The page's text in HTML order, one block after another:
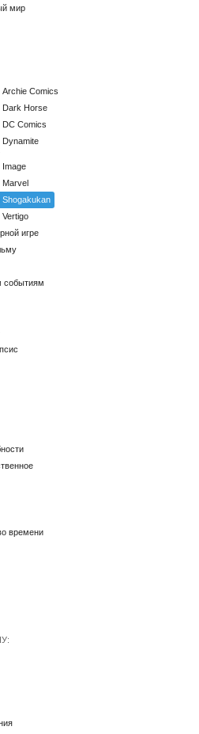
мир
Comics
Dark Horse
Comics
Image
игре
событиям
времени